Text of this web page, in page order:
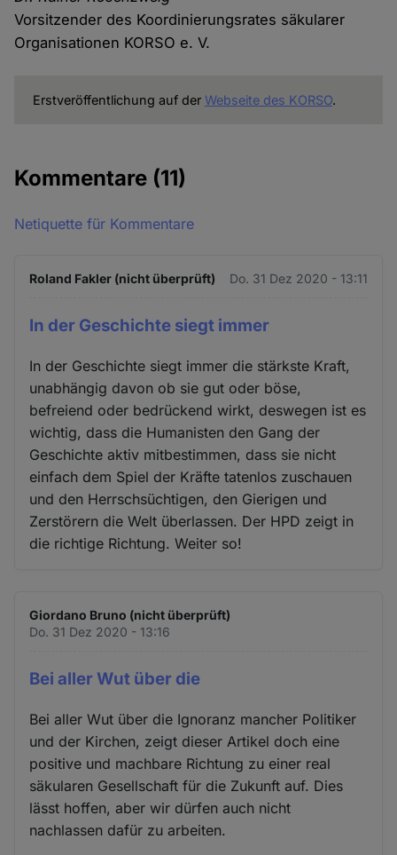
Vorsitzender des Koordinierungsrates säkularer
Organisationen KORSO e. V.
Erstveröffentlichung auf der Webseite des KORSO.
Kommentare (11)
Netiquette für Kommentare
Roland Fakler (nicht überprüft) Do. 31 Dez 2020 - 13:11
In der Geschichte siegt immer
In der Geschichte siegt immer die stärkste Kraft,
unabhängig davon ob sie gut oder böse,
befreiend oder bedrückend wirkt, deswegen ist es
wichtig, dass die Humanisten den Gang der
Geschichte aktiv mitbestimmen, dass sie nicht
einfach dem Spiel der Kräfte tatenlos zuschauen
und den Herrschsüchtigen, den Gierigen und
Zerstörern die Welt überlassen. Der HPD zeigt in
die richtige Richtung. Weiter so!
Giordano Bruno (nicht überprüft)
Do. 31 Dez 2020 - 13:16
Bei aller Wut über die
Bei aller Wut über die Ignoranz mancher Politiker
und der Kirchen, zeigt dieser Artikel doch eine
positive und machbare Richtung zu einer real
säkularen Gesellschaft für die Zukunft auf. Dies
lässt hoffen, aber wir dürfen auch nicht
nachlassen dafür zu arbeiten.